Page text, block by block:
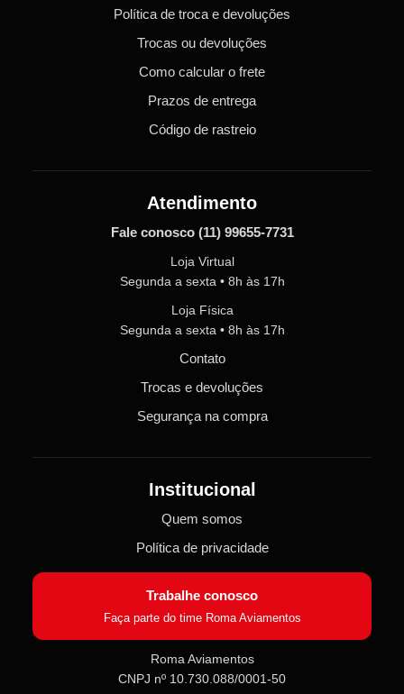
Política de troca e devoluções
Trocas ou devoluções
Como calcular o frete
Prazos de entrega
Código de rastreio
Atendimento
Fale conosco (11) 99655-7731
Loja Virtual
Segunda a sexta • 8h às 17h
Loja Física
Segunda a sexta • 8h às 17h
Contato
Trocas e devoluções
Segurança na compra
Institucional
Quem somos
Política de privacidade
Trabalhe conosco
Faça parte do time Roma Aviamentos
Roma Aviamentos
CNPJ nº 10.730.088/0001-50